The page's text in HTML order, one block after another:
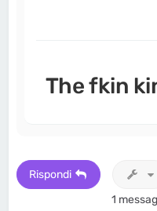
The fkin
Rispondi
1